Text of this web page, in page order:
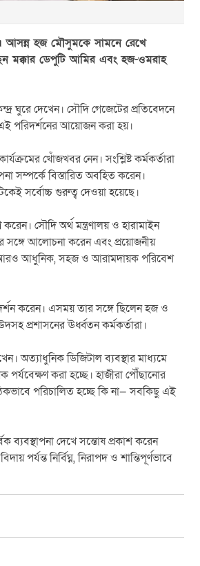
আসন্ন হজ মৌসুমকে সামনে রেখে
মক্কার ডেপুটি আমির এবং হজ-ওমরাহ
ঘুরে দেখেন। সৌদি গেজেটের প্রতিবেদনে
এই পরিদর্শনের আয়োজন করা হয়।
খোঁজখবর নেন। সংশ্লিষ্ট কর্মকর্তারা
সম্পর্কে বিস্তারিত অবহিত করেন।
সর্বোচ্চ গুরুত্ব দেওয়া হয়েছে।
সৌদি অর্থ মন্ত্রণালয় ও হারামাইন
সঙ্গে আলোচনা করেন এবং প্রয়োজনীয়
আরও আধুনিক, সহজ ও আরামদায়ক পরিবেশ
করেন। এসময় তার সঙ্গে ছিলেন হজ ও
প্রশাসনের ঊর্ধ্বতন কর্মকর্তারা।
অত্যাধুনিক ডিজিটাল ব্যবস্থার মাধ্যমে
পর্যবেক্ষণ করা হচ্ছে। হাজীরা পৌঁছানোর
পরিচালিত হচ্ছে কি না— সবকিছু এই
ব্যবস্থাপনা দেখে সন্তোষ প্রকাশ করেন
পর্যন্ত নির্বিঘ্ন, নিরাপদ ও শান্তিপূর্ণভাবে